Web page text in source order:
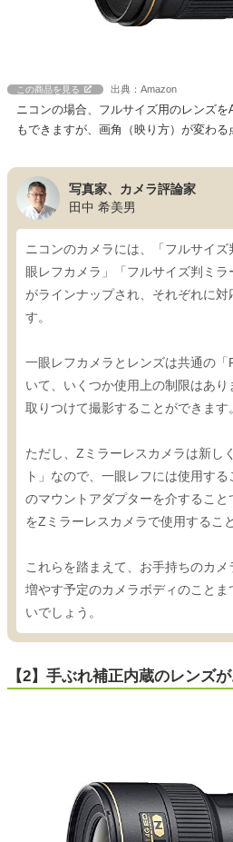
この商品を見る 出典：Amazon
ニコンの場合、フルサイズ用のレンズ
もできますが、画角（映り方）が変わる
写真家、カメラ評論家
田中 希美男
ニコンのカメラには、「フルサイ
眼レフカメラ」「フルサイズ判ミ
がラインナップされ、それぞれに
す。
一眼レフカメラとレンズは共通の
いて、いくつか使用上の制限はあ
取りつけて撮影することができます。
ただし、Zミラーレスカメラは新し
ト」なので、一眼レフには使用す
のマウントアダプターを介するこ
をZミラーレスカメラで使用するこ
これらを踏まえて、お手持ちのカ
増やす予定のカメラボディのこと
いでしょう。
【2】手ぶれ補正内蔵のレンズ